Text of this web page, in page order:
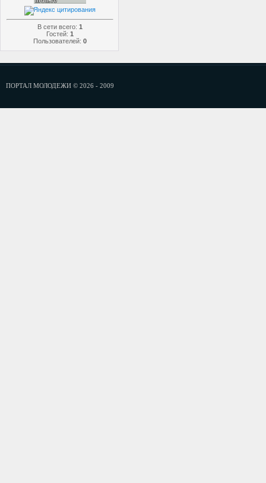
В сети всего: 1
Гостей: 1
Пользователей: 0
ПОРТАЛ МОЛОДЕЖИ © 2026 - 2009